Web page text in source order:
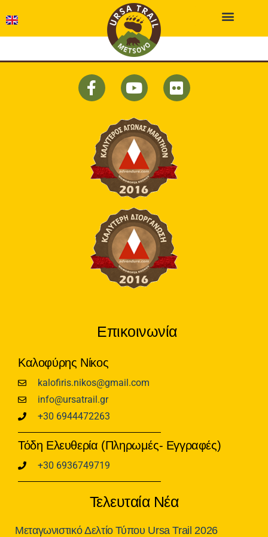
Επικοινωνία
Καλοφύρης Νίκος
kalofiris.nikos@gmail.com
info@ursatrail.gr
+30 6944472263
Τόδη Ελευθερία (Πληρωμές- Εγγραφές)
+30 6936749719
Τελευταία Νέα
Μεταγωνιστικό Δελτίο Τύπου Ursa Trail 2026